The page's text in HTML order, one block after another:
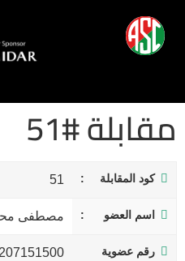
مقابلة #51
كود المقابلة 51
اسم العضو مصطفى
رقم عضوية